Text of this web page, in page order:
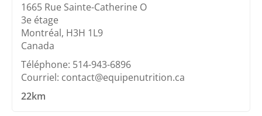
1665 Rue Sainte-Catherine O
3e étage
Montréal, H3H 1L9
Canada
Téléphone: 514-943-6896
Courriel: contact@equipenutrition.ca
22km